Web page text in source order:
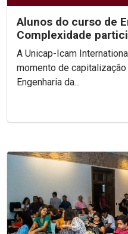
Alunos do curso de
Complexidade
momento de
A Unicap-Icam
momento de
Engenharia da...